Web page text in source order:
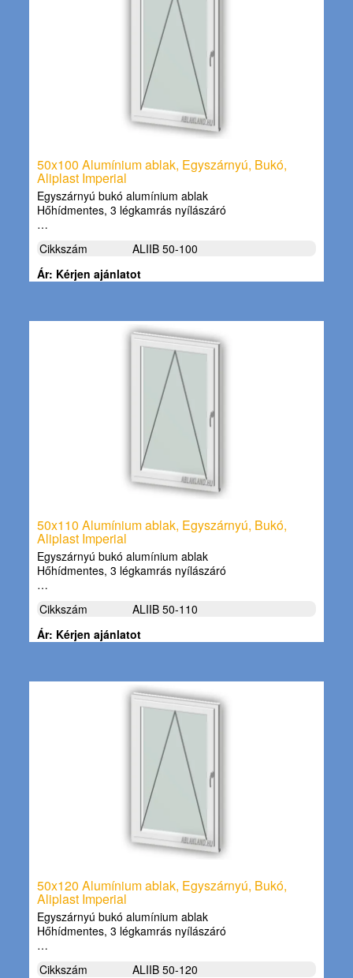
50x100 Alumínium ablak, Egyszárnyú, Bukó,
Aliplast Imperial
Egyszárnyú bukó alumínium ablak
Hőhídmentes, 3 légkamrás nyílászáró
…
Cikkszám
ALIIB 50-100
Ár: Kérjen ajánlatot
50x110 Alumínium ablak, Egyszárnyú, Bukó,
Aliplast Imperial
Egyszárnyú bukó alumínium ablak
Hőhídmentes, 3 légkamrás nyílászáró
…
Cikkszám
ALIIB 50-110
Ár: Kérjen ajánlatot
50x120 Alumínium ablak, Egyszárnyú, Bukó,
Aliplast Imperial
Egyszárnyú bukó alumínium ablak
Hőhídmentes, 3 légkamrás nyílászáró
…
Cikkszám
ALIIB 50-120